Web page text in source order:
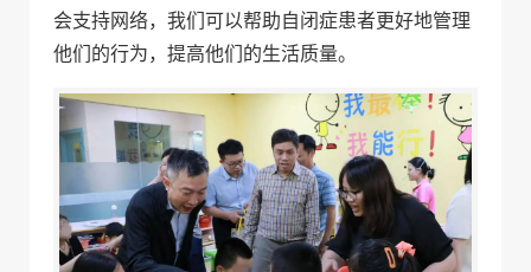
会支持网络，我们可以帮助自闭症患者更好地管理
他们的行为，提高他们的生活质量。